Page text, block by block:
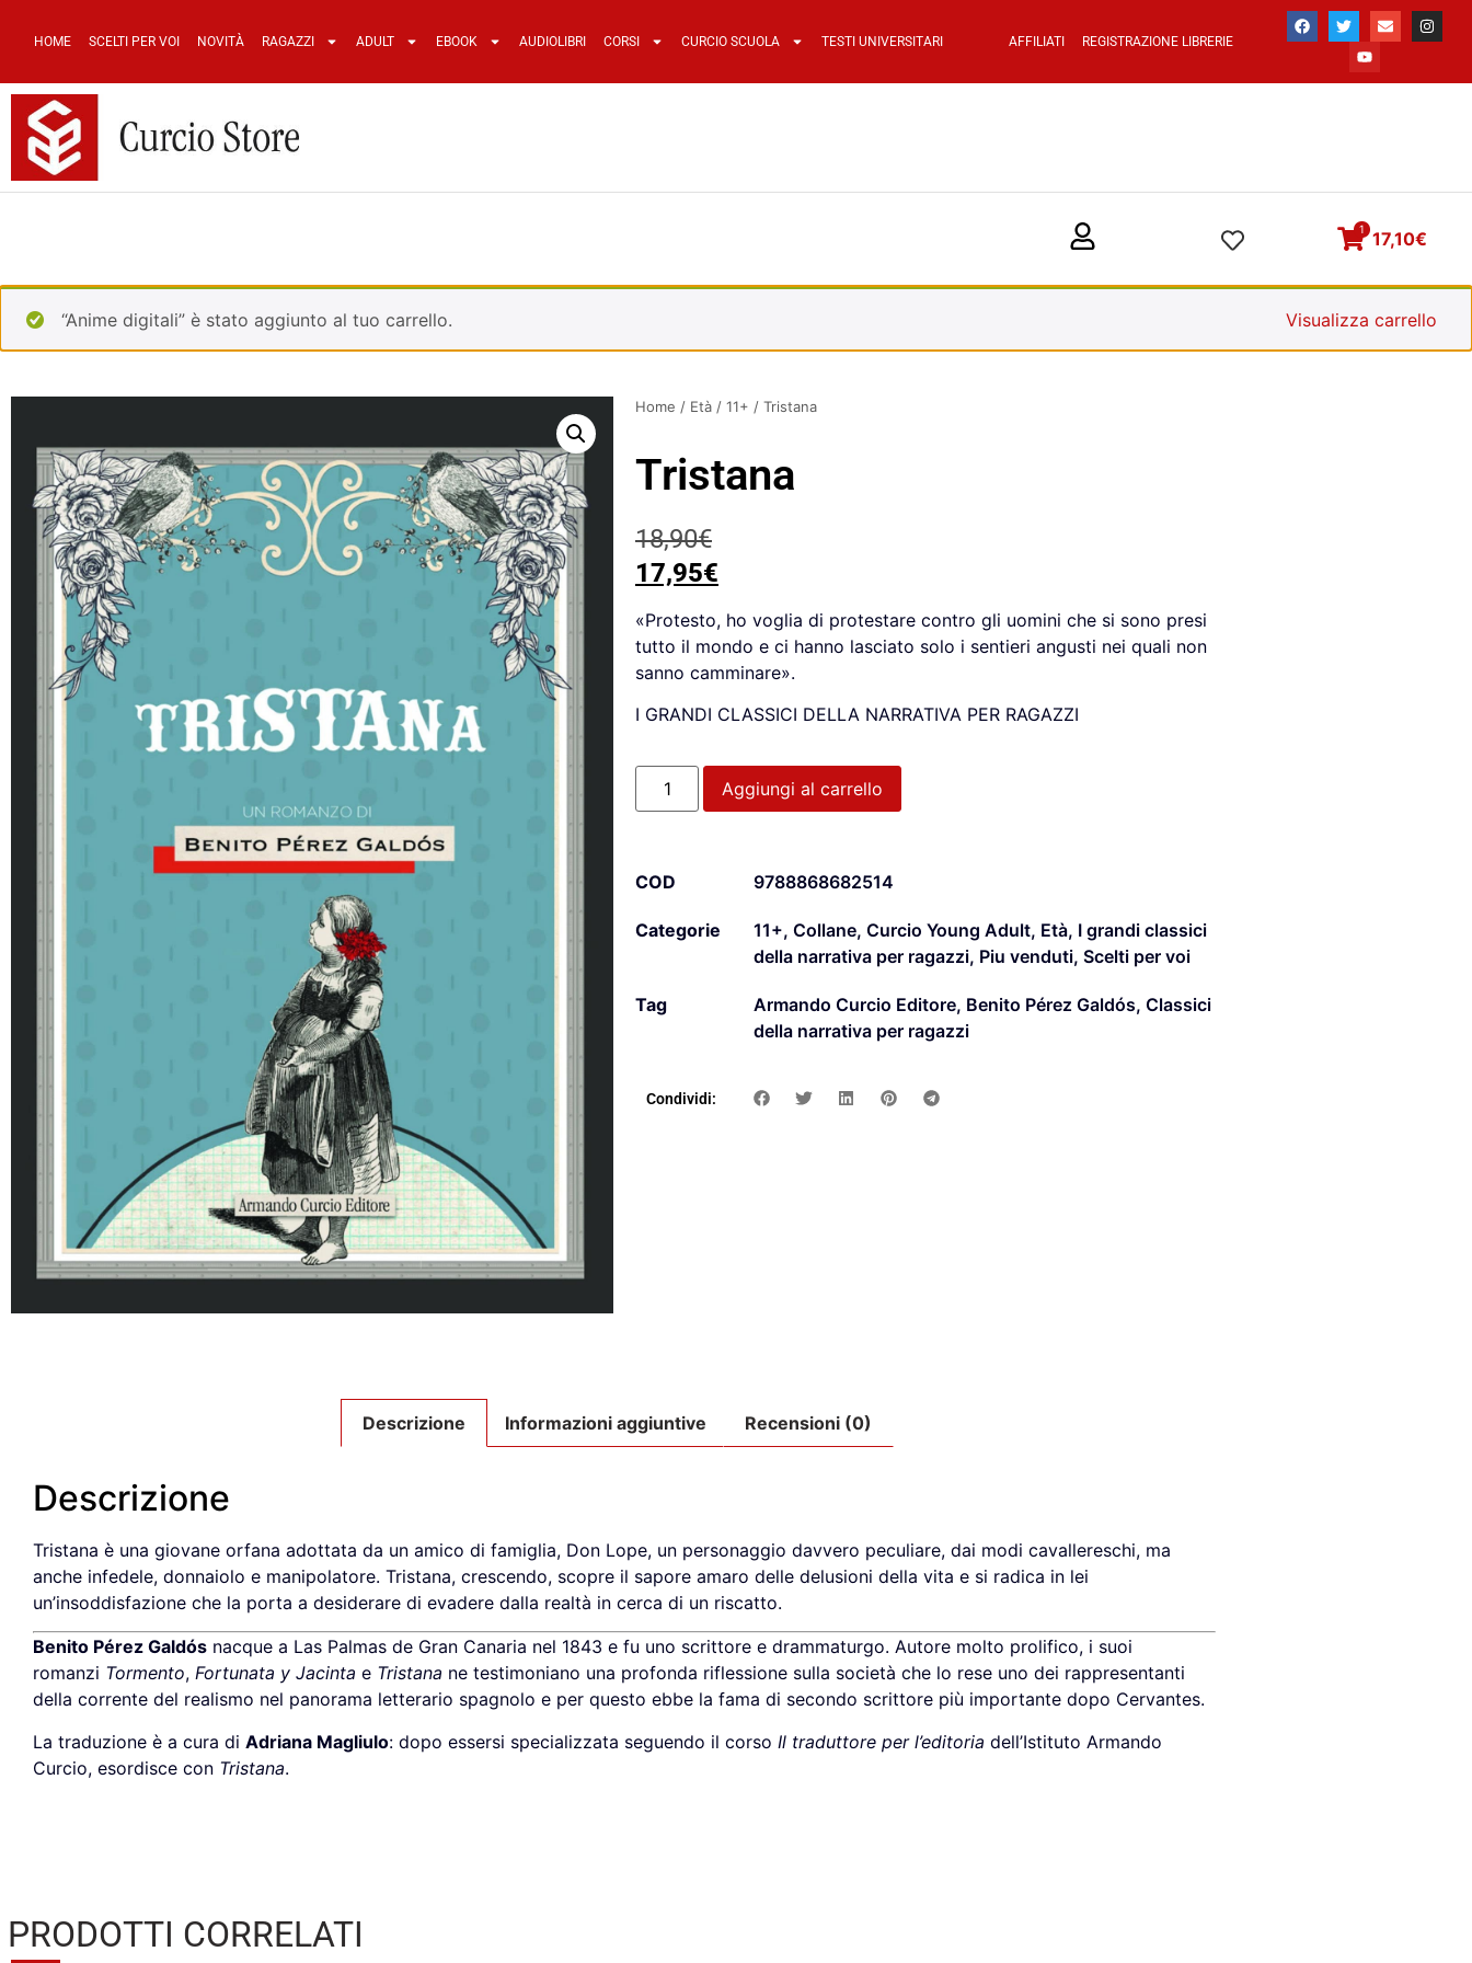
HOME SCELTI PER VOI NOVITÀ RAGAZZI ADULT EBOOK AUDIOLIBRI CORSI CURCIO SCUOLA TESTI UNIVERSITARI AFFILIATI REGISTRAZIONE LIBRERIE
17,10€
1
“Anime digitali” è stato aggiunto al tuo carrello. Visualizza carrello
Home / Età / 11+ / Tristana
Tristana
18,90€
17,95€
«Protesto, ho voglia di protestare contro gli uomini che si sono presi
tutto il mondo e ci hanno lasciato solo i sentieri angusti nei quali non
sanno camminare».
I GRANDI CLASSICI DELLA NARRATIVA PER RAGAZZI
Aggiungi al carrello
COD 9788868682514
Categorie 11+, Collane, Curcio Young Adult, Età, I grandi classici
della narrativa per ragazzi, Piu venduti, Scelti per voi
Tag Armando Curcio Editore, Benito Pérez Galdós, Classici
della narrativa per ragazzi
Condividi:
Descrizione Informazioni aggiuntive Recensioni (0)
Descrizione
Tristana è una giovane orfana adottata da un amico di famiglia, Don Lope, un personaggio davvero peculiare, dai modi cavallereschi, ma
anche infedele, donnaiolo e manipolatore. Tristana, crescendo, scopre il sapore amaro delle delusioni della vita e si radica in lei
un’insoddisfazione che la porta a desiderare di evadere dalla realtà in cerca di un riscatto.
Benito Pérez Galdós nacque a Las Palmas de Gran Canaria nel 1843 e fu uno scrittore e drammaturgo. Autore molto prolifico, i suoi
romanzi Tormento, Fortunata y Jacinta e Tristana ne testimoniano una profonda riflessione sulla società che lo rese uno dei rappresentanti
della corrente del realismo nel panorama letterario spagnolo e per questo ebbe la fama di secondo scrittore più importante dopo Cervantes.
La traduzione è a cura di Adriana Magliulo: dopo essersi specializzata seguendo il corso Il traduttore per l’editoria dell’Istituto Armando
Curcio, esordisce con Tristana.
PRODOTTI CORRELATI